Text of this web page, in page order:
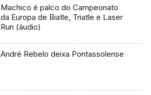
Machico é palco do Campeonato
da Europa de Biatle, Triatle e Laser
Run (áudio)
André Rebelo deixa Pontassolense